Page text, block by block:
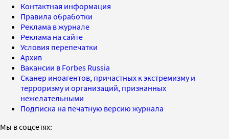
Контактная информация
Правила обработки
Реклама в журнале
Реклама на сайте
Условия перепечатки
Архив
Вакансии в Forbes Russia
Сканер иноагентов, причастных к экстремизму и
терроризму и организаций, признанных
нежелательными
Подписка на печатную версию журнала
Мы в соцсетях: